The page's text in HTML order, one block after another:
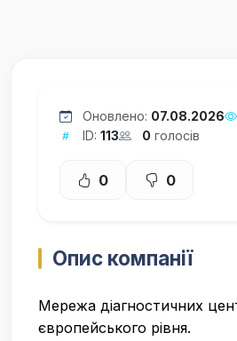
Оновлено: 07.08.2026
ID: 113 0 голосів
0 0
Опис компанії
Мережа діагностичних
європейського рівня.